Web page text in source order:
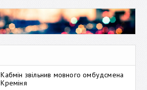
Кабмін звільнив мовного омбудсмена
Креміня